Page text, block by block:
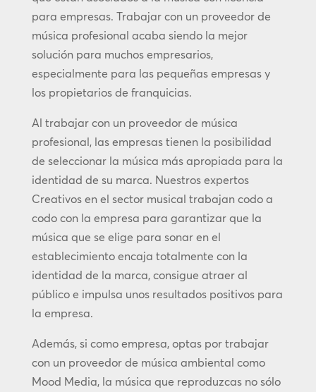
para empresas. Trabajar con un proveedor de
música profesional acaba siendo la mejor
solución para muchos empresarios,
especialmente para las pequeñas empresas y
los propietarios de franquicias.
Al trabajar con un proveedor de música
profesional, las empresas tienen la posibilidad
de seleccionar la música más apropiada para la
identidad de su marca. Nuestros expertos
Creativos en el sector musical trabajan codo a
codo con la empresa para garantizar que la
música que se elige para sonar en el
establecimiento encaja totalmente con la
identidad de la marca, consigue atraer al
público e impulsa unos resultados positivos para
la empresa.
Además, si como empresa, optas por trabajar
con un proveedor de música ambiental como
Mood Media, la música que reproduzcas no sólo